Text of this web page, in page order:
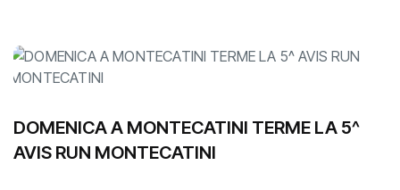
DOMENICA A MONTECATINI TERME LA 5^
AVIS RUN MONTECATINI